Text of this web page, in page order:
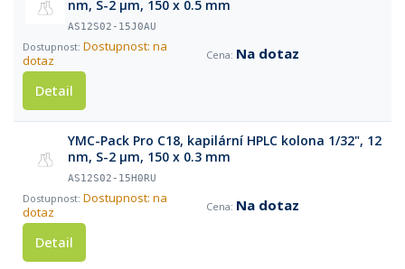
nm, S-2 µm, 150 x 0.5 mm
AS12S02-15J0AU
Dostupnost: na
dotaz
Na dotaz
Detail
YMC-Pack Pro C18, kapilární HPLC kolona 1/32", 12
nm, S-2 µm, 150 x 0.3 mm
AS12S02-15H0RU
Dostupnost: na
dotaz
Na dotaz
Detail